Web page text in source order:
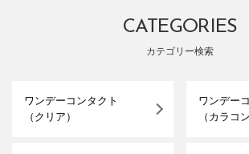
CATEGORIES
カテゴリー検索
ワンデーコンタクト
（クリア）
ワンデー
（カラコン